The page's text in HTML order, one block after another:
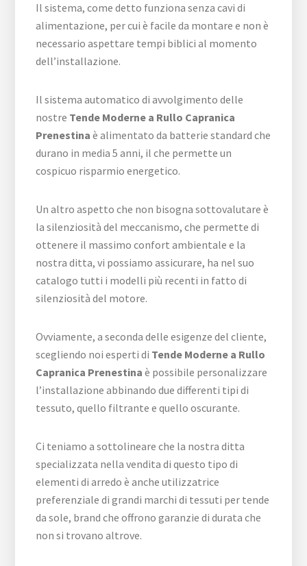
Il sistema, come detto funziona senza cavi di
alimentazione, per cui è facile da montare e non è
necessario aspettare tempi biblici al momento
dell’installazione.
Il sistema automatico di avvolgimento delle
nostre Tende Moderne a Rullo Capranica
Prenestina è alimentato da batterie standard che
durano in media 5 anni, il che permette un
cospicuo risparmio energetico.
Un altro aspetto che non bisogna sottovalutare è
la silenziosità del meccanismo, che permette di
ottenere il massimo confort ambientale e la
nostra ditta, vi possiamo assicurare, ha nel suo
catalogo tutti i modelli più recenti in fatto di
silenziosità del motore.
Ovviamente, a seconda delle esigenze del cliente,
scegliendo noi esperti di Tende Moderne a Rullo
Capranica Prenestina è possibile personalizzare
l’installazione abbinando due differenti tipi di
tessuto, quello filtrante e quello oscurante.
Ci teniamo a sottolineare che la nostra ditta
specializzata nella vendita di questo tipo di
elementi di arredo è anche utilizzatrice
preferenziale di grandi marchi di tessuti per tende
da sole, brand che offrono garanzie di durata che
non si trovano altrove.